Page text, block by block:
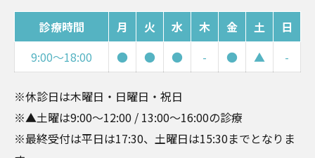
診療時間 月 火 水 木 金 土
日
9:00～18:00
● ● ● - ● ▲ -
※休診日は木曜日・日曜日・祝日
※▲⼟曜は9:00〜12:00 / 13:00〜16:00の診療
※最終受付は平日は17:30、土曜日は15:30までとなりま